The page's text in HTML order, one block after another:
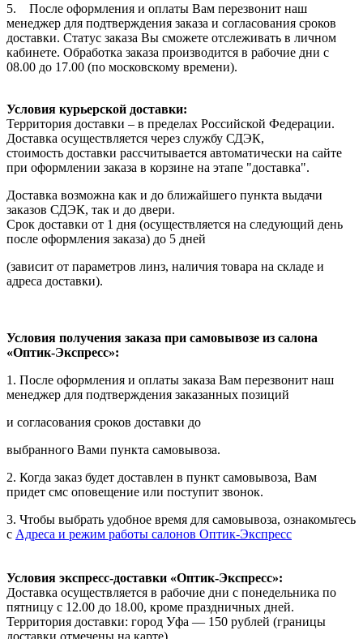
5. После оформления и оплаты Вам перезвонит наш
менеджер для подтверждения заказа и согласования сроков
доставки. Статус заказа Вы сможете отслеживать в личном
кабинете. Обработка заказа производится в рабочие дни с
08.00 до 17.00 (по московскому времени).
Условия курьерской доставки:
Территория доставки – в пределах Российской Федерации.
Доставка осуществляется через службу СДЭК,
стоимость доставки рассчитывается автоматически на сайте
при оформлении заказа в корзине на этапе "доставка".
Доставка возможна как и до ближайшего пункта выдачи
заказов СДЭК, так и до двери.
Срок доставки от 1 дня (осуществляется на следующий день
после оформления заказа) до 5 дней
(зависит от параметров линз, наличия товара на складе и
адреса доставки).
Условия получения заказа при самовывозе из салона
«Оптик-Экспресс»:
1. После оформления и оплаты заказа Вам перезвонит наш
менеджер для подтверждения заказанных позиций
и согласования сроков доставки до
выбранного Вами пункта самовывоза.
2. Когда заказ будет доставлен в пункт самовывоза, Вам
придет смс оповещение или поступит звонок.
3. Чтобы выбрать удобное время для самовывоза, ознакомьтесь
с Адреса и режим работы салонов Оптик-Экспресс
Условия экспресс-доставки «Оптик-Экспресс»:
Доставка осуществляется в рабочие дни с понедельника по
пятницу с 12.00 до 18.00, кроме праздничных дней.
Территория доставки: город Уфа — 150 рублей (границы
доставки отмечены на карте).